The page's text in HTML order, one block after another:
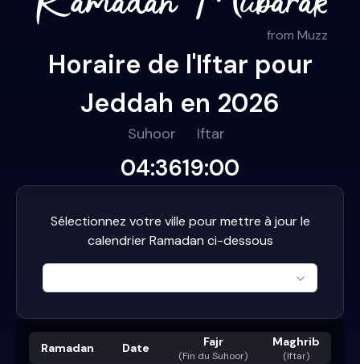
from Muzz
Horaire de l'Iftar pour
Jeddah en 2026
Suhoor
04:36
Iftar
19:00
Sélectionnez votre ville pour mettre à jour le
calendrier Ramadan ci-dessous
Ramadan Date Fajr
(Fin du Suhoor)
Maghrib
(Iftar)